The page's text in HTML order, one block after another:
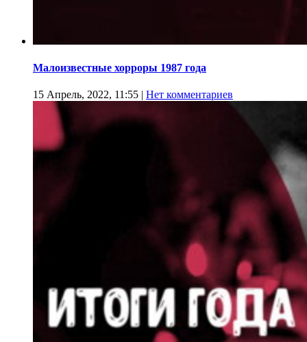
Малоизвестные хорроры 1987 года
15 Апрель, 2022, 11:55 | Нет комментариев